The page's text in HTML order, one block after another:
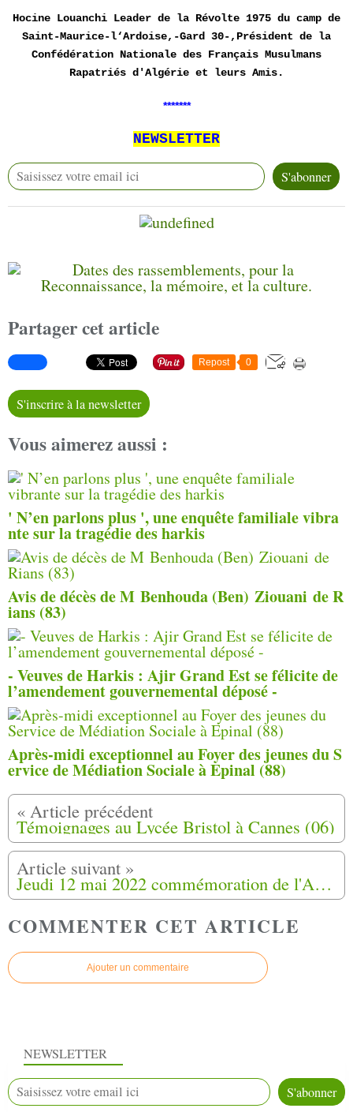
Hocine Louanchi Leader de la Révolte 1975 du camp de
Saint-Maurice-l‘Ardoise,-Gard 30-,Président de la
Confédération Nationale des Français Musulmans
Rapatriés d'Algérie et leurs Amis.
*******
NEWSLETTER
Partager cet article
Repost 0
S'inscrire à la newsletter
Vous aimerez aussi :
' N’en parlons plus ', une enquête familiale vibra
nte sur la tragédie des harkis
Avis de décès de M Benhouda (Ben) Ziouani de R
ians (83)
- Veuves de Harkis : Ajir Grand Est se félicite de
l’amendement gouvernemental déposé -
Après-midi exceptionnel au Foyer des jeunes du S
ervice de Médiation Sociale à Epinal (88)
Témoignages au Lycée Bristol à Cannes (06)
Jeudi 12 mai 2022 commémoration de l'Abandon des Harkis
COMMENTER CET ARTICLE
Ajouter un commentaire
NEWSLETTER